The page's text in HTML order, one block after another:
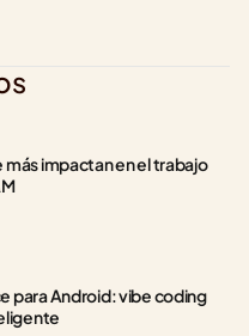
impactan en el trabajo
para Android: vibe coding